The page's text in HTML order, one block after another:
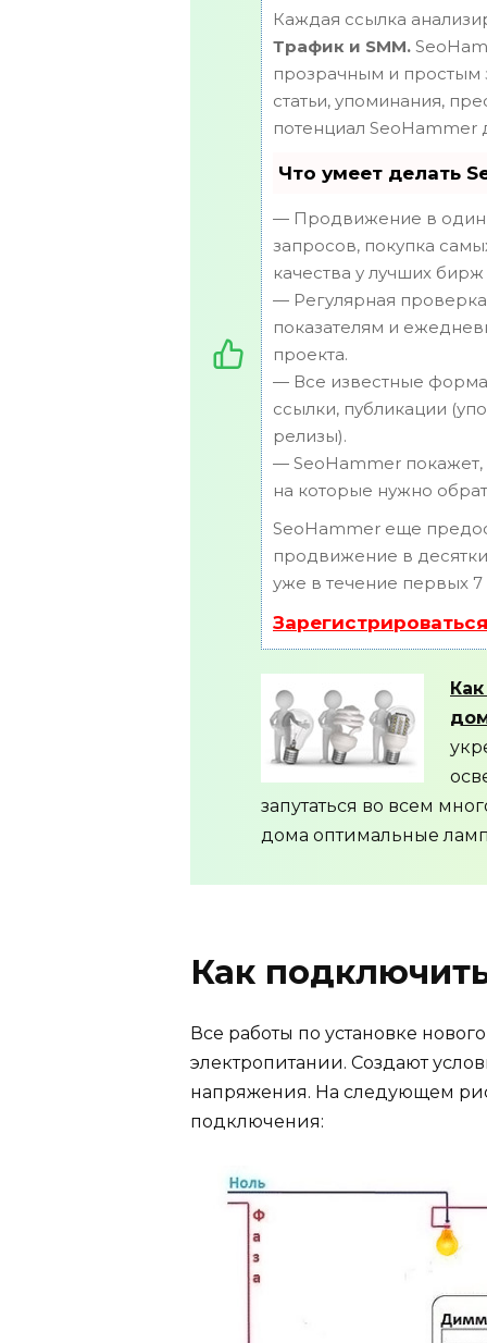
Каждая ссылка
Трафик и SMM.
прозрачным и простым
статьи, упоминания,
потенциал
Что умеет делать
— Продвижение в один
запросов, покупка
качества у лучших
— Регулярная
показателям и
проекта.
— Все известные
ссылки, публикации
релизы).
— SeoHammer покажет,
на которые нужно
SeoHammer еще
продвижение в
уже в течение первых 7
запутаться во всем
дома оптимальные
Как
Все работы по установке
электропитании. Создают
напряжения. На следующем
подключения: